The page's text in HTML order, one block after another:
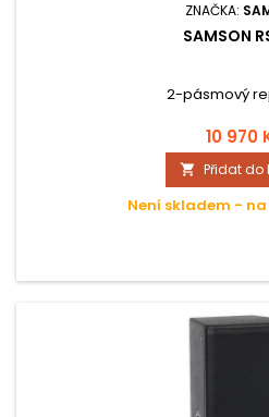
ZNAČKA:
SAMSON
2-pásmový
10 970
 Přidat do
Není skladem -